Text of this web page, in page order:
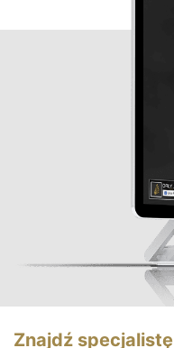
Znajdź specjalistę